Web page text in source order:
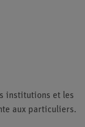
institutions et les
aux particuliers.